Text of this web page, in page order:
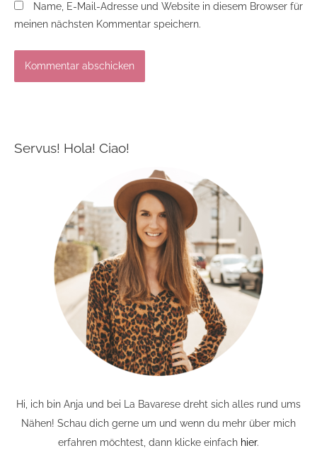
Name, E-Mail-Adresse und Website in diesem Browser für
meinen nächsten Kommentar speichern.
Servus! Hola! Ciao!
Hi, ich bin Anja und bei La Bavarese dreht sich alles rund ums
Nähen! Schau dich gerne um und wenn du mehr über mich
erfahren möchtest, dann klicke einfach hier.